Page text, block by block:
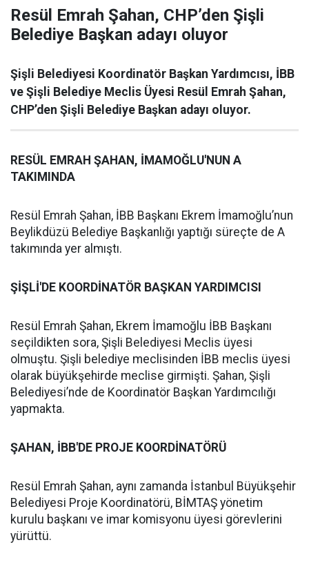
Resül Emrah Şahan, CHP’den Şişli
Belediye Başkan adayı oluyor
Şişli Belediyesi Koordinatör Başkan Yardımcısı, İBB
ve Şişli Belediye Meclis Üyesi Resül Emrah Şahan,
CHP’den Şişli Belediye Başkan adayı oluyor.
RESÜL EMRAH ŞAHAN, İMAMOĞLU'NUN A
TAKIMINDA
Resül Emrah Şahan, İBB Başkanı Ekrem İmamoğlu’nun
Beylikdüzü Belediye Başkanlığı yaptığı süreçte de A
takımında yer almıştı.
ŞİŞLİ'DE KOORDİNATÖR BAŞKAN YARDIMCISI
Resül Emrah Şahan, Ekrem İmamoğlu İBB Başkanı
seçildikten sora, Şişli Belediyesi Meclis üyesi
olmuştu. Şişli belediye meclisinden İBB meclis üyesi
olarak büyükşehirde meclise girmişti. Şahan, Şişli
Belediyesi’nde de Koordinatör Başkan Yardımcılığı
yapmakta.
ŞAHAN, İBB'DE PROJE KOORDİNATÖRÜ
Resül Emrah Şahan, aynı zamanda İstanbul Büyükşehir
Belediyesi Proje Koordinatörü, BİMTAŞ yönetim
kurulu başkanı ve imar komisyonu üyesi görevlerini
yürüttü.